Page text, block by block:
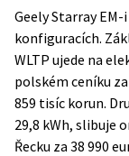
Geely Starray
konfiguracích.
WLTP ujede na
polském ceníku
859 tisíc korun.
29,8 kWh, slibuje
Řecku za 38 990